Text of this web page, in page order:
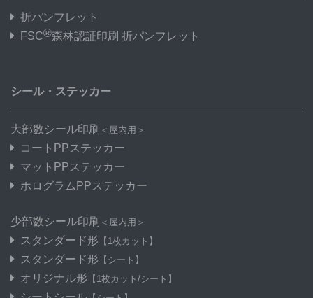
折パンフレット
FSC®森林認証印刷 折パンフレット
シール・ステッカー
大部数シール印刷 ＜屋内用＞
コートPPステッカー
マットPPステッカー
ホログラムPPステッカー
少部数シール印刷 ＜屋内用＞
スタンダード形 【1枚カット】
スタンダード形 【シート】
オリジナル形 【1枚カット/シート】